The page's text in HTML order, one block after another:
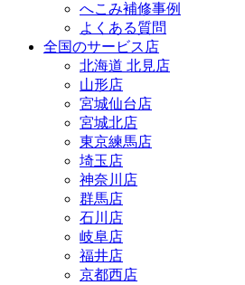
へこみ補修事例
よくある質問
全国のサービス店
北海道 北見店
山形店
宮城仙台店
宮城北店
東京練馬店
埼玉店
神奈川店
群馬店
石川店
岐阜店
福井店
京都西店